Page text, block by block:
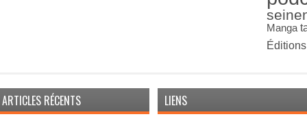
Manga
ARTICLES RÉCENTS LIENS